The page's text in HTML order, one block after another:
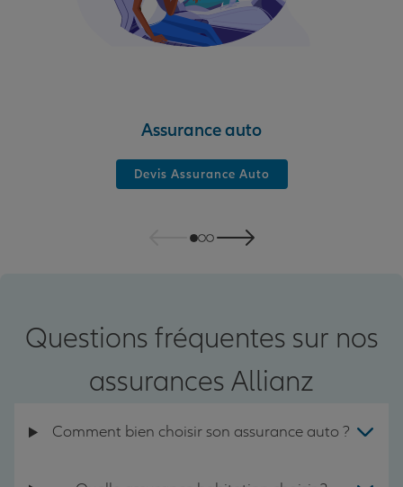
Assurance auto
Devis Assurance Auto
Questions fréquentes sur nos
assurances Allianz
Comment bien choisir son assurance auto ?